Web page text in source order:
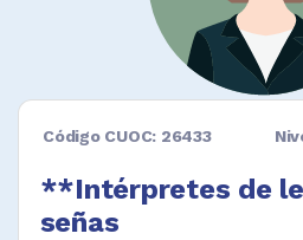
Código CUOC: 26433
**Intérpretes de
señas